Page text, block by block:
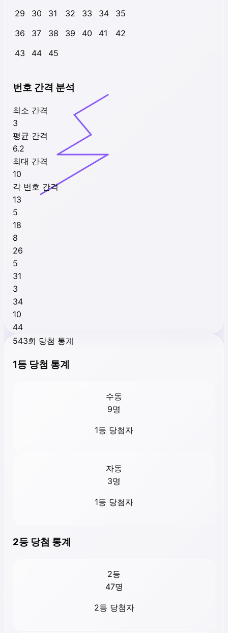
29
30 31 32 33 34
35
36
37 38 39 40 41
42
43
44 45
번호 간격 분석
최소 간격
3
평균 간격
6.2
최대 간격
10
각 번호 간격
13
5
18
8
26
5
31
3
34
10
44
543회 당첨 통계
1등 당첨 통계
수동
9명
1등 당첨자
자동
3명
1등 당첨자
2등 당첨 통계
2등
47명
2등 당첨자